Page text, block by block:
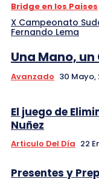
Bridge en los Paises
X Campeonato
Fernando Lema
Una Mano,
Avanzado 30 Mayo,
El juego de
Nuñez
Articulo Del Día 22
Presentes y